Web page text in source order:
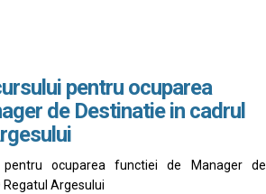
pentru ocuparea
de Destinatie in cadrul
pentru ocuparea functiei de Manager de
Regatul Argesului